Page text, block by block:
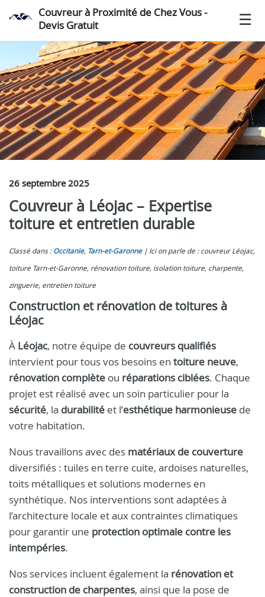
Couvreur à Proximité de Chez Vous -
Devis Gratuit
26 septembre 2025
Couvreur à Léojac – Expertise
toiture et entretien durable
Classé dans : Occitanie, Tarn-et-Garonne
Ici on parle de : couvreur Léojac,
toiture Tarn-et-Garonne, rénovation toiture, isolation toiture, charpente,
zinguerie, entretien toiture
Construction et rénovation de toitures à
Léojac
À Léojac, notre équipe de couvreurs qualifiés
intervient pour tous vos besoins en toiture neuve,
rénovation complète ou réparations ciblées. Chaque
projet est réalisé avec un soin particulier pour la
sécurité, la durabilité et l’esthétique harmonieuse de
votre habitation.
Nous travaillons avec des matériaux de couverture
diversifiés : tuiles en terre cuite, ardoises naturelles,
toits métalliques et solutions modernes en
synthétique. Nos interventions sont adaptées à
l’architecture locale et aux contraintes climatiques
pour garantir une protection optimale contre les
intempéries.
Nos services incluent également la rénovation et
construction de charpentes, ainsi que la pose de